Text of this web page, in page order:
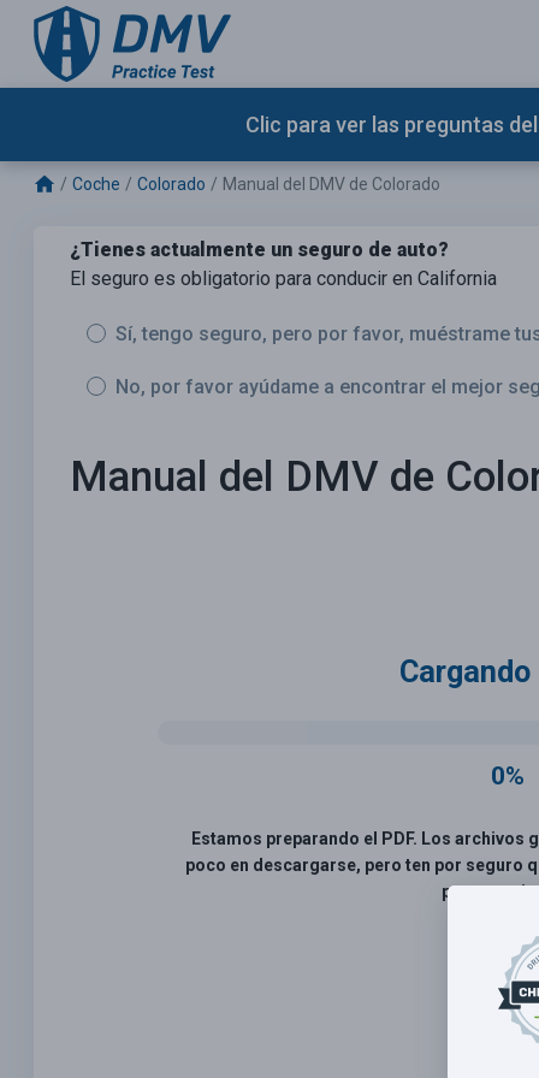
Clic para ver las preguntas
Coche Colorado Manual del DMV de Colorado
¿Tienes actualmente un seguro de auto?
El seguro es obligatorio para conducir en California
Sí, tengo seguro, pero por favor, muéstrame
No, por favor ayúdame a encontrar el mejor
Manual del DMV de
Cargando
0%
Estamos preparando el PDF. Los archivos
poco en descargarse, pero ten por seguro
por tu